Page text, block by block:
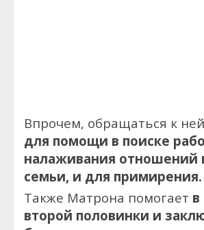
Впрочем, обращаться к
для помощи в поиске
налаживания отношений
семьи, и для примирения.
Также Матрона помогает в
второй половинки и